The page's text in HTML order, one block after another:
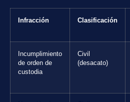
Infracción Clasificación
Incumplimiento
de orden de
custodia
Civil
(desacato)